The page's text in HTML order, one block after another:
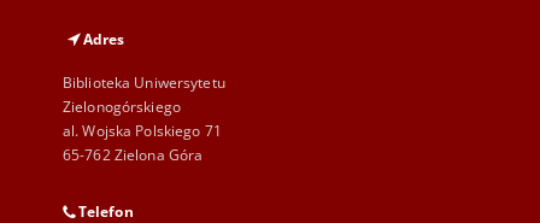
Adres
Biblioteka Uniwersytetu
Zielonogórskiego
al. Wojska Polskiego 71
65-762 Zielona Góra
Telefon